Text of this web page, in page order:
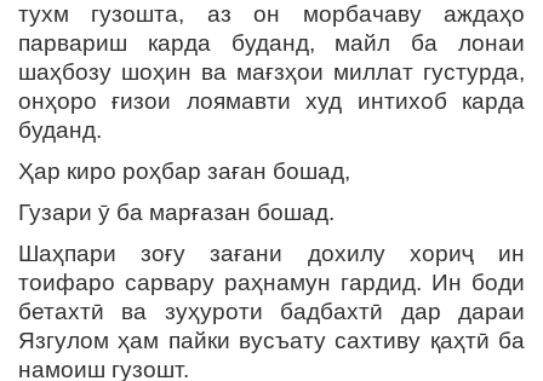
тухм гузошта, аз он морбачаву аждаҳо
парвариш карда буданд, майл ба лонаи
шаҳбозу шоҳин ва мағзҳои миллат густурда,
онҳоро ғизои лоямавти худ интихоб карда
буданд.
Ҳар киро роҳбар заған бошад,
Гузари ӯ ба марғазан бошад.
Шаҳпари зоғу зағани дохилу хориҷ ин
тоифаро сарвару раҳнамун гардид. Ин боди
бетахтӣ ва зуҳуроти бадбахтӣ дар дараи
Язгулом ҳам пайки вусъату сахтиву қаҳтӣ ба
намоиш гузошт.